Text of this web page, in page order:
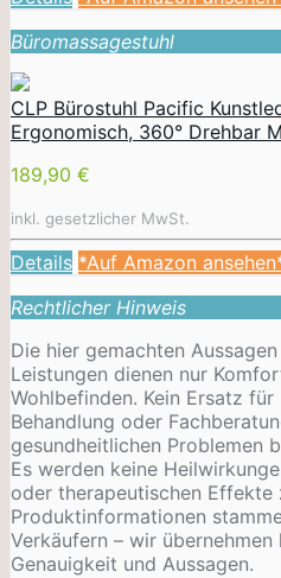
Büromassagestuhl
CLP Bürostuhl Pacific
Ergonomisch, 360° Drehbar
189,90 €
inkl. gesetzlicher MwSt.
Details *Auf Amazon
Rechtlicher Hinweis
Die hier gemachten
Leistungen dienen nur
Wohlbefinden. Kein Ersatz
Behandlung oder
gesundheitlichen Problemen
Es werden keine
oder therapeutischen Effekte
Produktinformationen
Verkäufern – wir
Genauigkeit und Aussagen.